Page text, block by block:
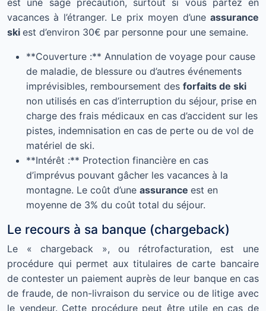
est une sage précaution, surtout si vous partez en
vacances à l’étranger. Le prix moyen d’une assurance
ski est d’environ 30€ par personne pour une semaine.
**Couverture :** Annulation de voyage pour cause
de maladie, de blessure ou d’autres événements
imprévisibles, remboursement des forfaits de ski
non utilisés en cas d’interruption du séjour, prise en
charge des frais médicaux en cas d’accident sur les
pistes, indemnisation en cas de perte ou de vol de
matériel de ski.
**Intérêt :** Protection financière en cas
d’imprévus pouvant gâcher les vacances à la
montagne. Le coût d’une assurance est en
moyenne de 3% du coût total du séjour.
Le recours à sa banque (chargeback)
Le « chargeback », ou rétrofacturation, est une
procédure qui permet aux titulaires de carte bancaire
de contester un paiement auprès de leur banque en cas
de fraude, de non-livraison du service ou de litige avec
le vendeur. Cette procédure peut être utile en cas de